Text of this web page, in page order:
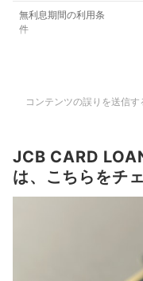
無利息期間の利用条
件
コンテンツの誤りを送信す
JCB CARD
は、こちらをチ